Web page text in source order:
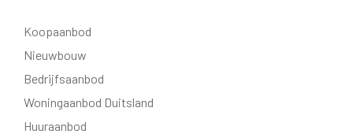
Koopaanbod
Nieuwbouw
Bedrijfsaanbod
Woningaanbod Duitsland
Huuraanbod